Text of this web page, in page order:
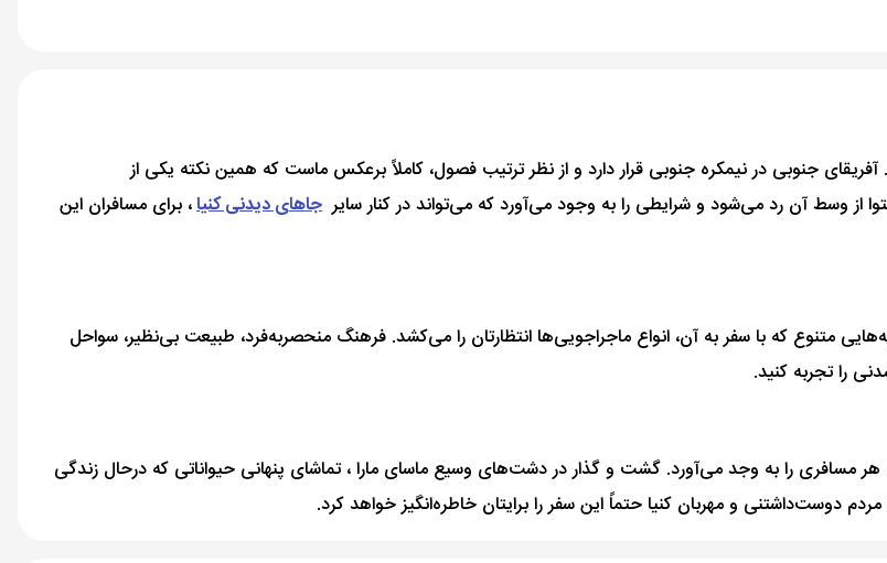
آفریقای جنوبی در نیمکره جنوبی قرار دارد و از نظر ترتیب فصول، کاملاً برعکس ماست که همین نکته یکی از
وسط آن رد می‌شود و شرایطی را به وجود می‌آورد که می‌تواند در کنار سایر جاهای دیدنی کنیا، برای مسافران این
متنوع که با سفر به آن، انواع ماجراجویی‌ها انتظارتان را می‌کشد. فرهنگ منحصربه‌فرد، طبیعت بی‌نظیر، سواحل
را تجربه کنید.
را به وجد می‌آورد. گشت و گذار در دشت‌های وسیع ماسای مارا ، تماشای پنهانی حیواناتی که درحال زندگی
دوست‌داشتنی و مهربان کنیا حتماً این سفر را برایتان خاطره‌انگیز خواهد کرد.